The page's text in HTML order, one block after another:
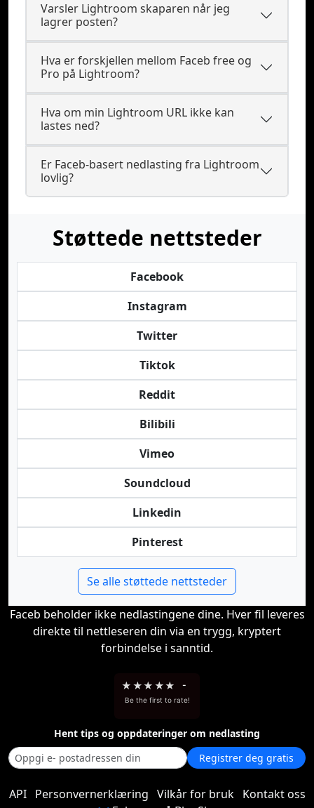
Varsler Lightroom skaparen når jeg
lagrer posten?
Hva er forskjellen mellom Faceb free og
Pro på Lightroom?
Hva om min Lightroom URL ikke kan
lastes ned?
Er Faceb-basert nedlasting fra Lightroom
lovlig?
Støttede nettsteder
Facebook
Instagram
Twitter
Tiktok
Reddit
Bilibili
Vimeo
Soundcloud
Linkedin
Pinterest
Se alle støttede nettsteder
Faceb beholder ikke nedlastingene dine. Hver fil leveres
direkte til nettleseren din via en trygg, kryptert
forbindelse i sanntid.
★ ★★ ★★ -
Be the first to rate!
Hent tips og oppdateringer om nedlasting
Registrer deg gratis
API Personvernerklæring Vilkår for bruk
Kontakt oss